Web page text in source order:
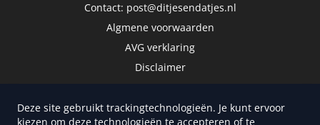
Contact: post@ditjesendatjes.nl
Algmene voorwaarden
AVG verklaring
Disclaimer
Deze site gebruikt trackingtechnologieën. Je kunt ervoor
kiezen om deze technologieën te accepteren of te